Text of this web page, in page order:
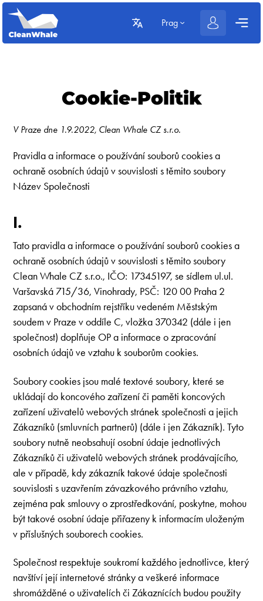
Prag
Cookie-Politik
V Praze dne 1.9.2022, Clean Whale CZ s.r.o.
Pravidla a informace o používání souborů cookies a
ochraně osobních údajů v souvislosti s těmito soubory
Název Společnosti
I.
Tato pravidla a informace o používání souborů cookies a
ochraně osobních údajů v souvislosti s těmito soubory
Clean Whale CZ s.r.o., IČO: 17345197, se sídlem ul.ul.
Varšavská 715/36, Vinohrady, PSČ: 120 00 Praha 2
zapsaná v obchodním rejstříku vedeném Městským
soudem v Praze v oddíle C, vložka 370342 (dále i jen
společnost) doplňuje OP a informace o zpracování
osobních údajů ve vztahu k souborům cookies.
Soubory cookies jsou malé textové soubory, které se
ukládají do koncového zařízení či paměti koncových
zařízení uživatelů webových stránek společnosti a jejich
Zákazníků (smluvních partnerů) (dále i jen Zákazník). Tyto
soubory nutně neobsahují osobní údaje jednotlivých
Zákazníků či uživatelů webových stránek prodávajícího,
ale v případě, kdy zákazník takové údaje společnosti
souvislosti s uzavřením závazkového právního vztahu,
zejména pak smlouvy o zprostředkování, poskytne, mohou
být takové osobní údaje přiřazeny k informacím uloženým
v příslušných souborech cookies.
Společnost respektuje soukromí každého jednotlivce, který
navštíví její internetové stránky a veškeré informace
shromážděné o uživatelích či Zákaznících budou použity